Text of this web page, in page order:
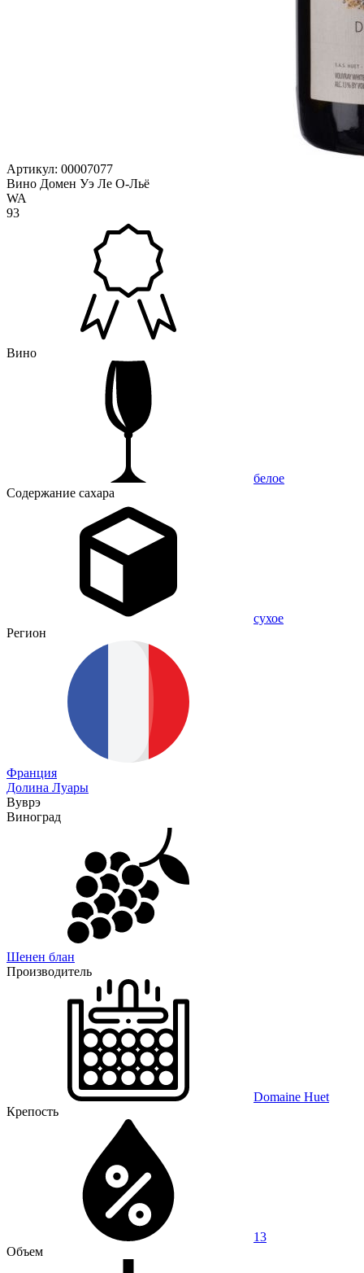
Артикул: 00007077
Вино Домен Уэ Ле О-Льё
WA
93
Вино
белое
Содержание сахара
сухое
Регион
Франция
Долина Луары
Вуврэ
Виноград
Шенен блан
Производитель
Domaine Huet
Крепость
13
Объем